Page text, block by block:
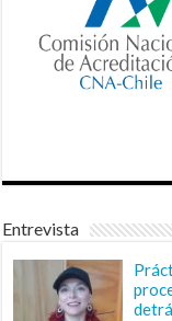
Entrevista